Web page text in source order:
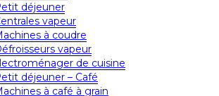
déjeuner
vapeur
à coudre
vapeur
de cuisine
déjeuner – Café
à café à grain